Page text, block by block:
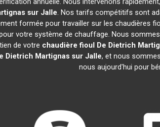
sur Jalle. Nos tarifs compétitifs sont
formée pour travailler sur les chaudières
votre système de chauffage. Nous
de votre chaudière fioul De Dietrich
Dietrich Martignas sur Jalle, et nous
nous aujourd'hui pour